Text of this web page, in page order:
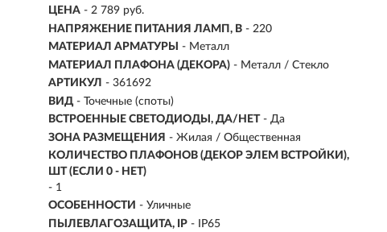
ЦЕНА - 2 789 руб.
НАПРЯЖЕНИЕ ПИТАНИЯ ЛАМП, В - 220
МАТЕРИАЛ АРМАТУРЫ
- Металл
МАТЕРИАЛ ПЛАФОНА (ДЕКОРА) - Металл / Стекло
АРТИКУЛ - 361692
ВИД - Точечные (споты)
ВСТРОЕННЫЕ СВЕТОДИОДЫ, ДА/НЕТ - Да
ЗОНА РАЗМЕЩЕНИЯ - Жилая / Общественная
КОЛИЧЕСТВО ПЛАФОНОВ (ДЕКОР ЭЛЕМ ВСТРОЙКИ),
ШТ (ЕСЛИ 0 - НЕТ)
- 1
ОСОБЕННОСТИ - Уличные
ПЫЛЕВЛАГОЗАЩИТА, IP - IP65